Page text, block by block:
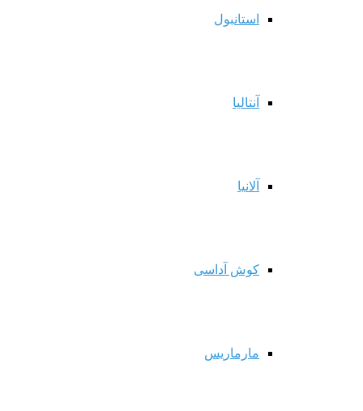
استانبول
آنتالیا
آلانیا
کوش آداسی
مارماریس